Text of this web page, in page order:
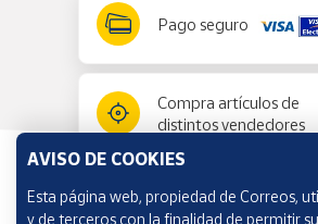
Pago seguro
Compra artículos de
distintos vendedores
Información y ayuda
AVISO DE COOKIES
Esta página web, propiedad de Correos,
y de terceros con la finalidad de permitir